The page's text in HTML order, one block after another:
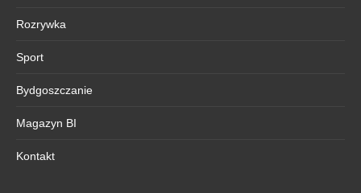
Rozrywka
Sport
Bydgoszczanie
Magazyn BI
Kontakt